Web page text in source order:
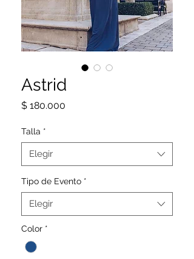
Astrid
$ 180.000
Talla *
Elegir
Tipo de Evento *
Elegir
Color *